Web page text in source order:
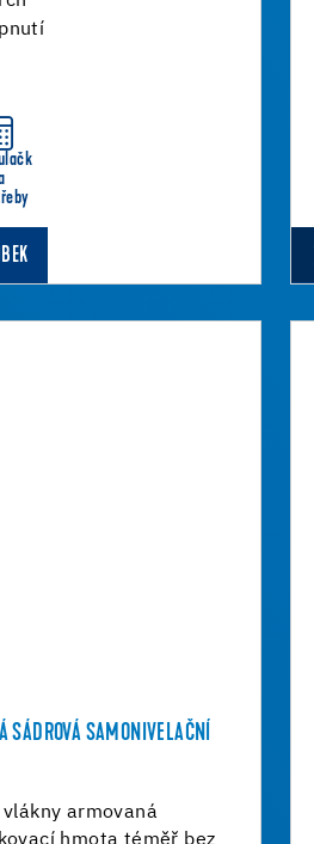
SÁDROVÁ SAMONIVELAČNÍ
armovaná